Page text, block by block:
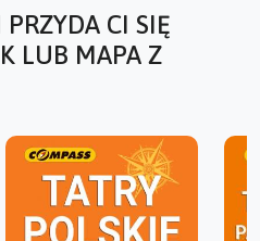
CI SIĘ
LUB MAPA Z